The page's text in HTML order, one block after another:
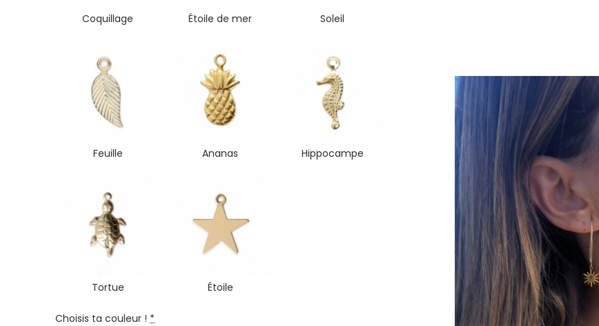
Coquillage Étoile de mer Soleil
Feuille Ananas Hippocampe
Tortue Étoile
Choisis ta couleur ! *